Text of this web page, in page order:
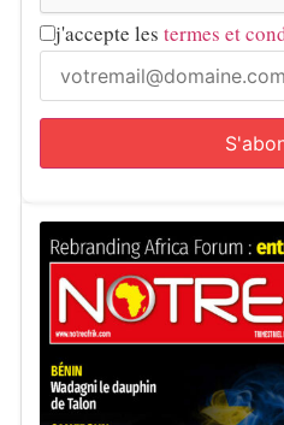
j'accepte les termes et